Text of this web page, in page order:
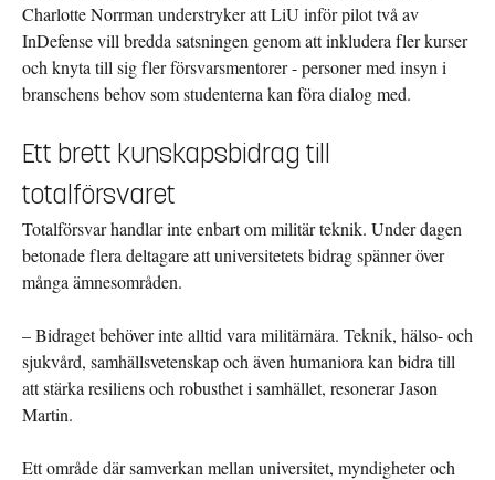
Charlotte Norrman understryker att LiU inför pilot två av
InDefense vill bredda satsningen genom att inkludera fler kurser
och knyta till sig fler försvarsmentorer - personer med insyn i
branschens behov som studenterna kan föra dialog med.
Ett brett kunskapsbidrag till
totalförsvaret
Totalförsvar handlar inte enbart om militär teknik. Under dagen
betonade flera deltagare att universitetets bidrag spänner över
många ämnesområden.
– Bidraget behöver inte alltid vara militärnära. Teknik, hälso- och
sjukvård, samhällsvetenskap och även humaniora kan bidra till
att stärka resiliens och robusthet i samhället, resonerar Jason
Martin.
Ett område där samverkan mellan universitet, myndigheter och